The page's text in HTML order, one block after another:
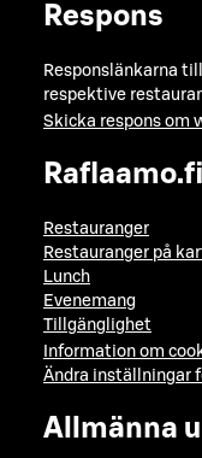
Respons
Responslänkarna
respektive
Skicka respons om
Raflaamo.fi
Restauranger
Restauranger på
Lunch
Evenemang
Tillgänglighet
Information om
Ändra inställningar
Allmänna